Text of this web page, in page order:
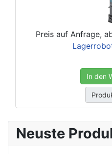
Preis auf Anfrage,
In den
Neuste